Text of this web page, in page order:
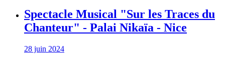
Spectacle Musical "Sur les Traces du
Chanteur" - Palai Nikaïa - Nice
28 juin 2024